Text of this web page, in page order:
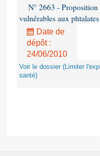
N° 2663 -
vulnérables aux
Date de
dépôt :
24/06/2010
Voir le dossier (Limiter
santé)